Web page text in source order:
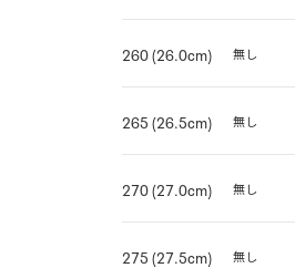
260 (26.0cm) 無し
265 (26.5cm) 無し
270 (27.0cm) 無し
275 (27.5cm) 無し